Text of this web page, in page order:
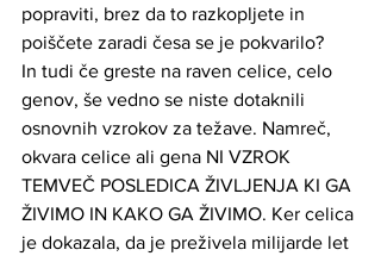
popraviti, brez da to razkopljete in
poiščete zaradi česa se je pokvarilo?
In tudi če greste na raven celice, celo
genov, še vedno se niste dotaknili
osnovnih vzrokov za težave. Namreč,
okvara celice ali gena NI VZROK
TEMVEČ POSLEDICA ŽIVLJENJA KI GA
ŽIVIMO IN KAKO GA ŽIVIMO. Ker celica
je dokazala, da je preživela milijarde let